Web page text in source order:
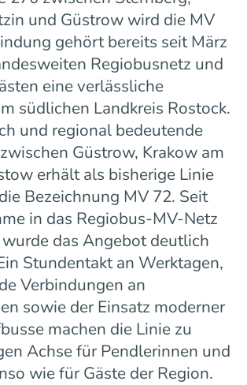
und Güstrow wird die MV
gehört bereits seit März
Regiobusnetz und
eine verlässliche
südlichen Landkreis Rostock.
und regional bedeutende
Güstrow, Krakow am
erhält als bisherige Linie
Bezeichnung MV 72. Seit
in das Regiobus-MV-Netz
das Angebot deutlich
Stundentakt an Werktagen,
Verbindungen an
sowie der Einsatz moderner
machen die Linie zu
Achse für Pendlerinnen und
wie für Gäste der Region.